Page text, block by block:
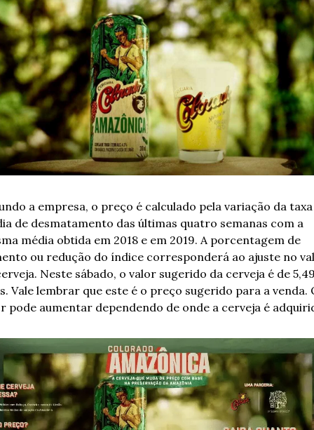
a empresa, o preço é calculado pela variação da taxa
de desmatamento das últimas quatro semanas com a
média obtida em 2018 e em 2019. A porcentagem de
ou redução do índice corresponderá ao ajuste no
Neste sábado, o valor sugerido da cerveja é de
Vale lembrar que este é o preço sugerido para a venda.
pode aumentar dependendo de onde a cerveja é